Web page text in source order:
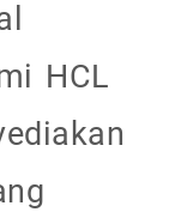
HCL